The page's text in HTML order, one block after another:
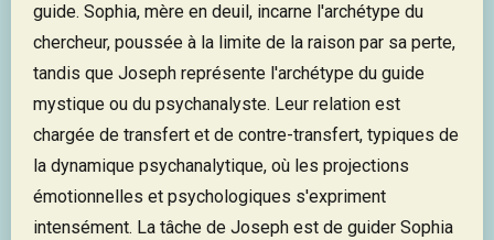
guide. Sophia, mère en deuil, incarne l'archétype du
chercheur, poussée à la limite de la raison par sa perte,
tandis que Joseph représente l'archétype du guide
mystique ou du psychanalyste. Leur relation est
chargée de transfert et de contre-transfert, typiques de
la dynamique psychanalytique, où les projections
émotionnelles et psychologiques s'expriment
intensément. La tâche de Joseph est de guider Sophia